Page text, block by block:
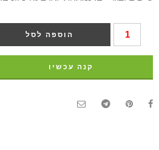
הוספה לסל
קנה עכשיו